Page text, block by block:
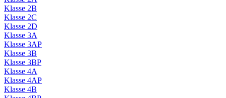
Klasse 2B
Klasse 2C
Klasse 2D
Klasse 3A
Klasse 3AP
Klasse 3B
Klasse 3BP
Klasse 4A
Klasse 4AP
Klasse 4B